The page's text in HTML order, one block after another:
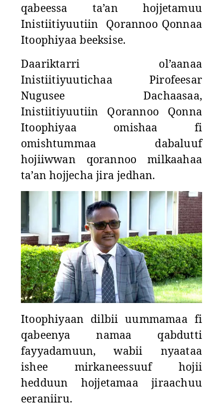
qabeessa ta’an hojjetamuu
Inistiitiyuutiin Qorannoo Qonnaa
Itoophiyaa beeksise.
Daariktarri ol’aanaa
Inistiitiyuutichaa Pirofeesar
Nugusee Dachaasaa,
Inistiitiyuutiin Qorannoo Qonna
Itoophiyaa omishaa fi
omishtummaa dabaluuf
hojiiwwan qorannoo milkaahaa
ta’an hojjecha jira jedhan.
Itoophiyaan dilbii uummamaa fi
qabeenya namaa qabdutti
fayyadamuun, wabii nyaataa
ishee mirkaneessuuf hojii
hedduun hojjetamaa jiraachuu
eeraniiru.